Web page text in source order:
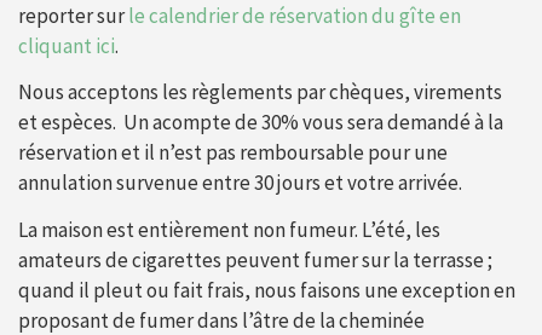
reporter surle calendrier de réservation du gîte en
cliquant ici.
Nous acceptons les règlements par chèques, virements
et espèces. Un acompte de 30% vous sera demandé à la
réservation et il n’est pas remboursable pour une
annulation survenue entre 30 jours et votre arrivée.
La maison est entièrement non fumeur. L’été, les
amateurs de cigarettes peuvent fumer sur la terrasse ;
quand il pleut ou fait frais, nous faisons une exception en
proposant de fumer dans l’âtre de la cheminée